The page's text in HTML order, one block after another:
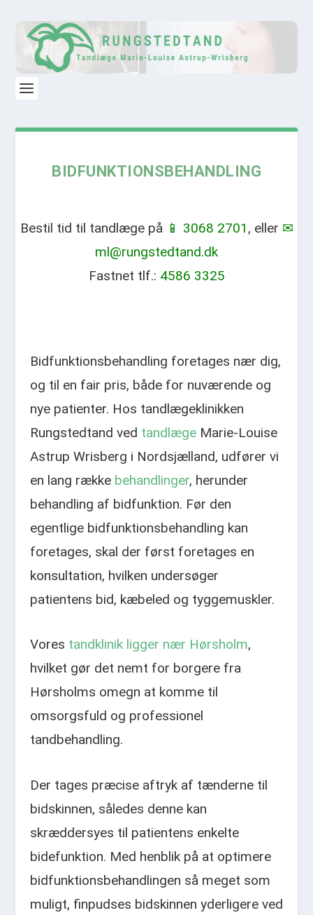
BIDFUNKTIONSBEHANDLING
Bestil tid til tandlæge på 📱 3068 2701 , eller ✉
ml@rungstedtand.dk
Fastnet tlf.: 4586 3325
Bidfunktionsbehandling foretages nær dig,
og til en fair pris, både for nuværende og
nye patienter. Hos tandlægeklinikken
Rungstedtand ved tandlægeMarie-Louise
Astrup Wrisberg i Nordsjælland, udfører vi
en lang række behandlinger, herunder
behandling af bidfunktion. Før den
egentlige bidfunktionsbehandling kan
foretages, skal der først foretages en
konsultation, hvilken undersøger
patientens bid, kæbeled og tyggemuskler.
Vores tandklinik ligger nær Hørsholm,
hvilket gør det nemt for borgere fra
Hørsholms omegn at komme til
omsorgsfuld og professionel
tandbehandling.
Der tages præcise aftryk af tænderne til
bidskinnen, således denne kan
skræddersyes til patientens enkelte
bidefunktion. Med henblik på at optimere
bidfunktionsbehandlingen så meget som
muligt, finpudses bidskinnen yderligere ved